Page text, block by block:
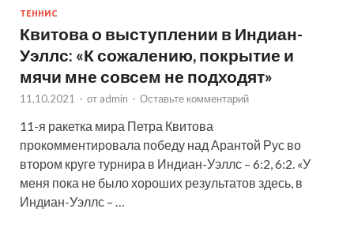
ТЕННИС
Квитова о выступлении в Индиан-
Уэллс: «К сожалению, покрытие и
мячи мне совсем не подходят»
11.10.2021 - от admin - Оставьте комментарий
11-я ракетка мира Петра Квитова
прокомментировала победу над Арантой Рус во
втором круге турнира в Индиан-Уэллс – 6:2, 6:2. «У
меня пока не было хороших результатов здесь, в
Индиан-Уэллс – …